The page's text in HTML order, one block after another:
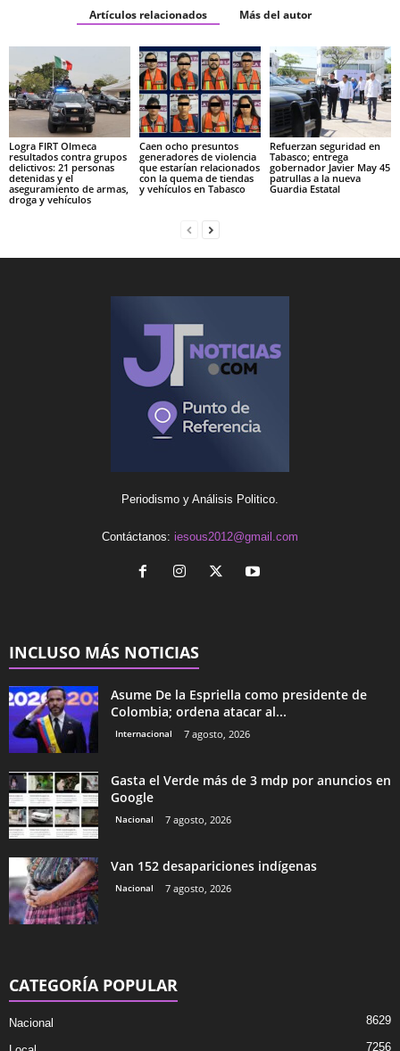
Artículos relacionados Más del autor
Logra FIRT Olmeca
resultados contra grupos
delictivos: 21 personas
detenidas y el
aseguramiento de armas,
droga y vehículos
Caen ocho presuntos
generadores de violencia
que estarían relacionados
con la quema de tiendas
y vehículos en Tabasco
Refuerzan seguridad en
Tabasco; entrega
gobernador Javier May 45
patrullas a la nueva
Guardia Estatal
Periodismo y Análisis Politico.
Contáctanos: iesous2012@gmail.com
INCLUSO MÁS NOTICIAS
Asume De la Espriella como presidente de
Colombia; ordena atacar al...
Internacional 7 agosto, 2026
Gasta el Verde más de 3 mdp por anuncios en
Google
Nacional 7 agosto, 2026
Van 152 desapariciones indígenas
Nacional 7 agosto, 2026
CATEGORÍA POPULAR
Nacional 8629
7256